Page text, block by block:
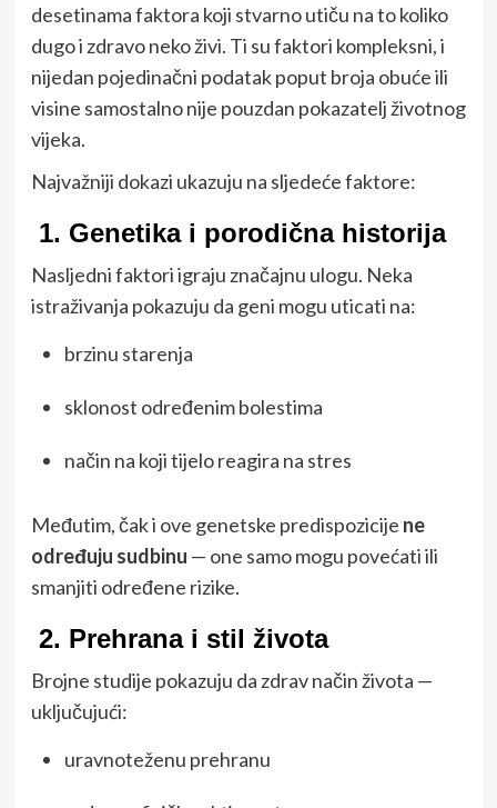
desetinama faktora koji stvarno utiču na to koliko
dugo i zdravo neko živi. Ti su faktori kompleksni, i
nijedan pojedinačni podatak poput broja obuće ili
visine samostalno nije pouzdan pokazatelj životnog
vijeka.
Najvažniji dokazi ukazuju na sljedeće faktore:
1. Genetika i porodična historija
Nasljedni faktori igraju značajnu ulogu. Neka
istraživanja pokazuju da geni mogu uticati na:
brzinu starenja
sklonost određenim bolestima
način na koji tijelo reagira na stres
Međutim, čak i ove genetske predispozicije ne
određuju sudbinu — one samo mogu povećati ili
smanjiti određene rizike.
2. Prehrana i stil života
Brojne studije pokazuju da zdrav način života —
uključujući:
uravnoteženu prehranu